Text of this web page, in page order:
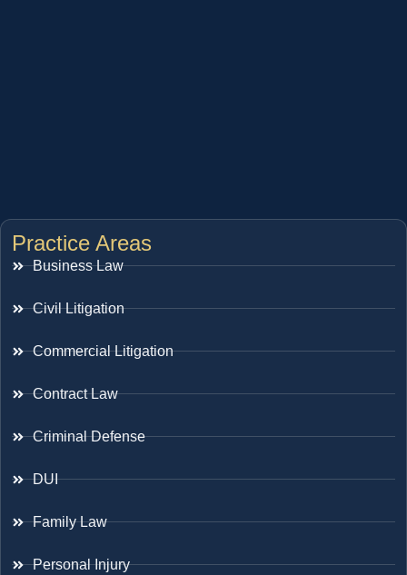
Practice Areas
Business Law
Civil Litigation
Commercial Litigation
Contract Law
Criminal Defense
DUI
Family Law
Personal Injury